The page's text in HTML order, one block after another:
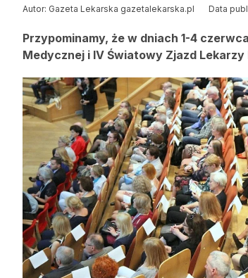
Autor: Gazeta Lekarska gazetalekarska.pl Data
Przypominamy, że w dniach 1-4
Medycznej i IV Światowy Zjazd